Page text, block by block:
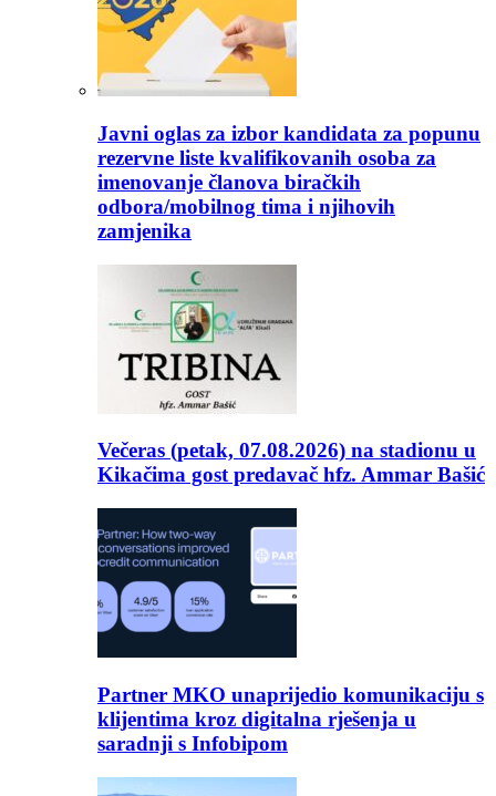
Javni oglas za izbor kandidata za popunu
rezervne liste kvalifikovanih osoba za
imenovanje članova biračkih
odbora/mobilnog tima i njihovih
zamjenika
Večeras (petak, 07.08.2026) na stadionu u
Kikačima gost predavač hfz. Ammar Bašić
Partner MKO unaprijedio komunikaciju s
klijentima kroz digitalna rješenja u
saradnji s Infobipom